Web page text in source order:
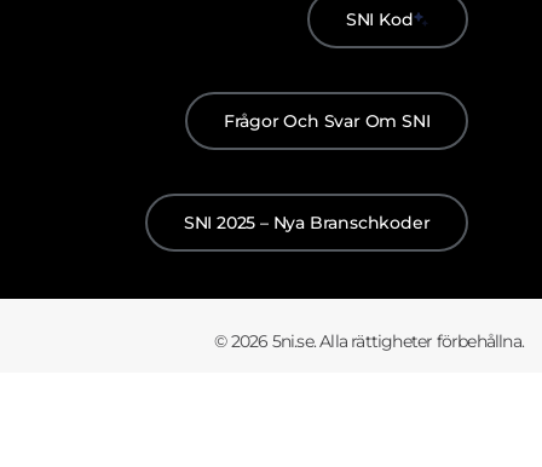
SNI Kod
Frågor Och Svar Om SNI
SNI 2025 – Nya Branschkoder
© 2026 5ni.se. Alla rättigheter förbehållna.